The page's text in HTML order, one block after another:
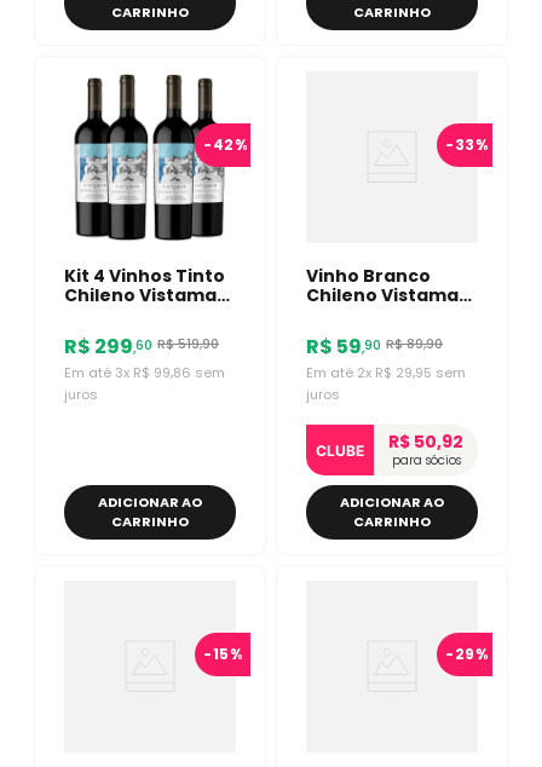
CARRINHO
CARRINHO
-42%
Kit 4 Vinhos Tinto
Chileno Vistamar
Red Blend 750ml
R$ 299,60 R$519,90
Em até 3x R$ 99,86 sem
juros
ADICIONAR AO
CARRINHO
-33%
Vinho Branco
Chileno Vistamar
Bordevalle
Sauvignon Blanc
750ml
R$ 59,90 R$89,90
Em até 2x R$ 29,95 sem
juros
CLUBE R$ 50,92
para sócios
ADICIONAR AO
CARRINHO
-15% -29%